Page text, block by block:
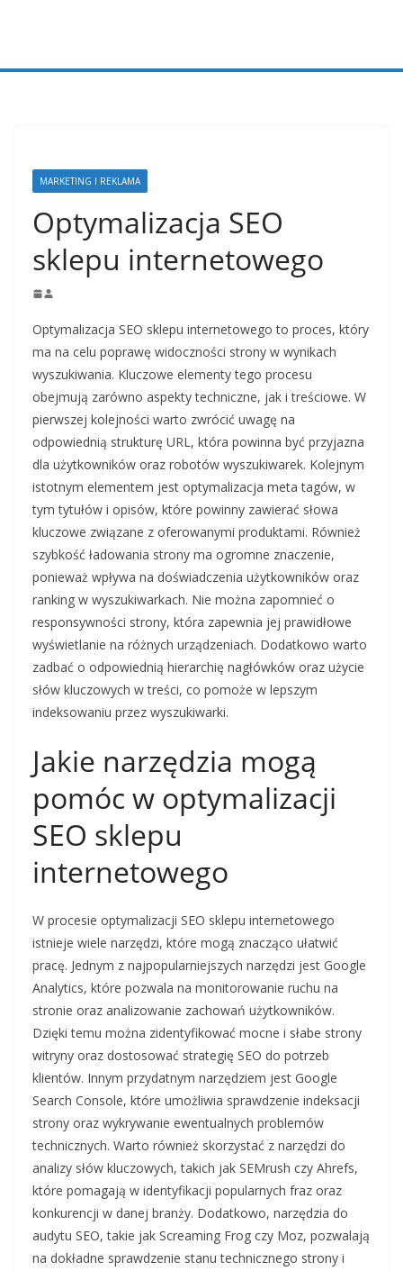
MARKETING I REKLAMA
Optymalizacja SEO
sklepu internetowego
Optymalizacja SEO sklepu internetowego to proces, który
ma na celu poprawę widoczności strony w wynikach
wyszukiwania. Kluczowe elementy tego procesu
obejmują zarówno aspekty techniczne, jak i treściowe. W
pierwszej kolejności warto zwrócić uwagę na
odpowiednią strukturę URL, która powinna być przyjazna
dla użytkowników oraz robotów wyszukiwarek. Kolejnym
istotnym elementem jest optymalizacja meta tagów, w
tym tytułów i opisów, które powinny zawierać słowa
kluczowe związane z oferowanymi produktami. Również
szybkość ładowania strony ma ogromne znaczenie,
ponieważ wpływa na doświadczenia użytkowników oraz
ranking w wyszukiwarkach. Nie można zapomnieć o
responsywności strony, która zapewnia jej prawidłowe
wyświetlanie na różnych urządzeniach. Dodatkowo warto
zadbać o odpowiednią hierarchię nagłówków oraz użycie
słów kluczowych w treści, co pomoże w lepszym
indeksowaniu przez wyszukiwarki.
Jakie narzędzia mogą
pomóc w optymalizacji
SEO sklepu
internetowego
W procesie optymalizacji SEO sklepu internetowego
istnieje wiele narzędzi, które mogą znacząco ułatwić
pracę. Jednym z najpopularniejszych narzędzi jest Google
Analytics, które pozwala na monitorowanie ruchu na
stronie oraz analizowanie zachowań użytkowników.
Dzięki temu można zidentyfikować mocne i słabe strony
witryny oraz dostosować strategię SEO do potrzeb
klientów. Innym przydatnym narzędziem jest Google
Search Console, które umożliwia sprawdzenie indeksacji
strony oraz wykrywanie ewentualnych problemów
technicznych. Warto również skorzystać z narzędzi do
analizy słów kluczowych, takich jak SEMrush czy Ahrefs,
które pomagają w identyfikacji popularnych fraz oraz
konkurencji w danej branży. Dodatkowo, narzędzia do
audytu SEO, takie jak Screaming Frog czy Moz, pozwalają
na dokładne sprawdzenie stanu technicznego strony i